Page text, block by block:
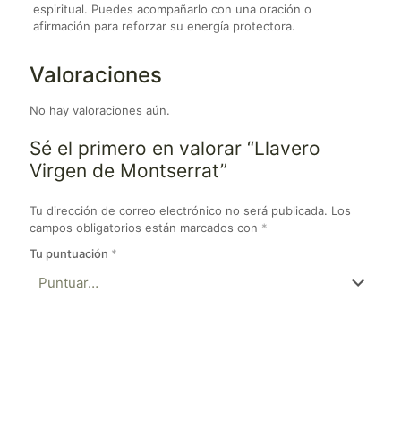
espiritual. Puedes acompañarlo con una oración o
afirmación para reforzar su energía protectora.
Valoraciones
No hay valoraciones aún.
Sé el primero en valorar “Llavero
Virgen de Montserrat”
Tu dirección de correo electrónico no será publicada. Los
campos obligatorios están marcados con *
Tu puntuación *